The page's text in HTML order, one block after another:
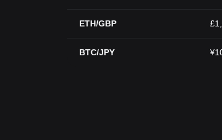
ETH/GBP
BTC/JPY